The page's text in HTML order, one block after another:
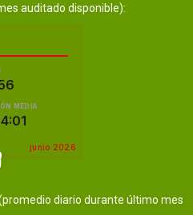
auditado disponible):
(promedio diario durante último mes